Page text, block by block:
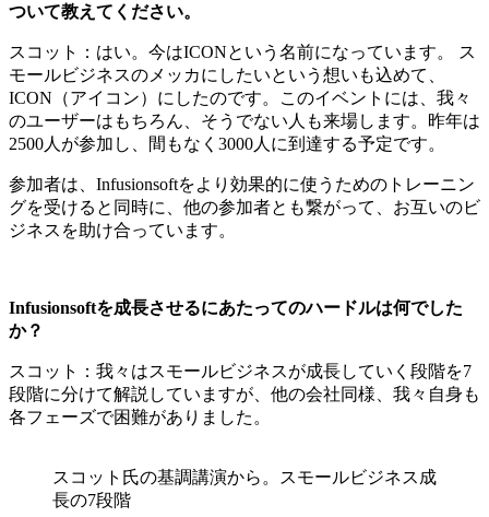
ついて教えてください。
スコット：はい。今はICONという名前になっています。 ス
モールビジネスのメッカにしたいという想いも込めて、
ICON（アイコン）にしたのです。このイベントには、我々
のユーザーはもちろん、そうでない人も来場します。昨年は
2500人が参加し、間もなく3000人に到達する予定です。
参加者は、Infusionsoftをより効果的に使うためのトレーニン
グを受けると同時に、他の参加者とも繋がって、お互いのビ
ジネスを助け合っています。
Infusionsoftを成長させるにあたってのハードルは何でした
か？
スコット：我々はスモールビジネスが成長していく段階を7
段階に分けて解説していますが、他の会社同様、我々自身も
各フェーズで困難がありました。
スコット氏の基調講演から。スモールビジネス成
長の7段階